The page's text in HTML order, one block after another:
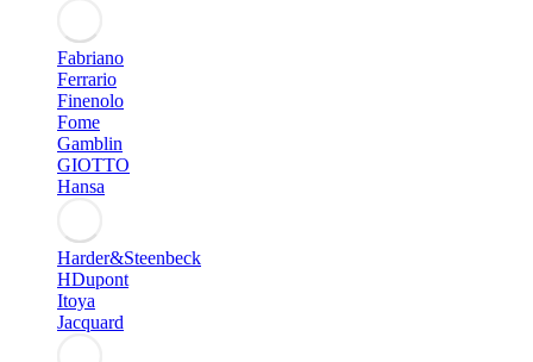
Fabriano
Ferrario
Finenolo
Fome
Gamblin
GIOTTO
Hansa
Harder&Steenbeck
HDupont
Itoya
Jacquard